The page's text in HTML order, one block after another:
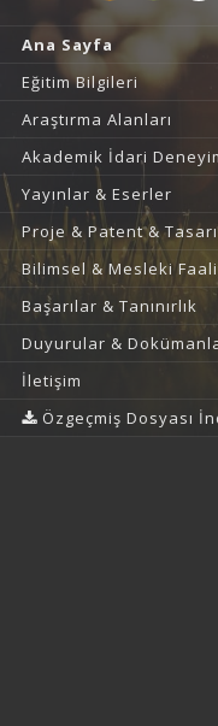
Ana Sayfa
Eğitim Bilgileri
Araştırma Alanları
Akademik İdari
Yayınlar & Eserler
Proje & Patent &
Bilimsel & Mesleki
Başarılar & Tanınırlık
Duyurular &
İletişim
Özgeçmiş Dosyası